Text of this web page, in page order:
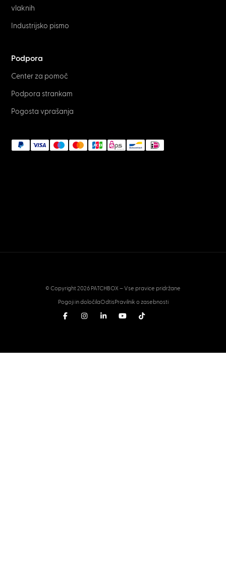
vlaknih
Industrijsko pismo
Podpora
Center za pomoč
Podpora strankam
Pogosta vprašanja
© Copyright 2026 PATCHBOX – Vse pravice pridržane
Pogoji in določilaOdtisPravilnik o zasebnosti